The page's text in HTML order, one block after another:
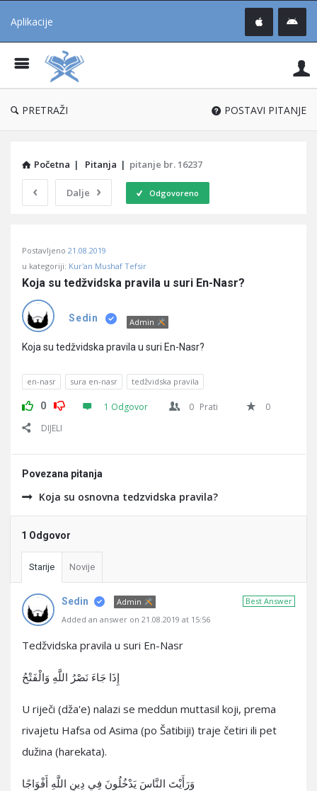
Aplikacije
®
PRETRAŽI POSTAVI PITANJE
Početna | Pitanja | pitanje br. 16237
Dalje Odgovoreno
Učene
Latest
Pitanja
Postavljeno 21.08.2019
u kategoriji: Kur'an Mushaf Tefsir
Koja su tedžvidska pravila u suri En-Nasr?
Sedin Admin
Koja su tedžvidska pravila u suri En-Nasr?
en-nasr sura en-nasr tedžvidska pravila
0 1 Odgovor 0 Prati
0
DIJELI
Povezana pitanja
Koja su osnovna tedzvidska pravila?
1 Odgovor
Starije Novije
Best Answer
Sedin
Admin
Added an answer on 21.08.2019 at 15:56
Tedžvidska pravila u suri En-Nasr
إِذَا جَاءَ نَصْرُ اللَّهِ وَالْفَتْحُ
U riječi (dža'e) nalazi se meddun muttasil koji, prema
rivajetu Hafsa od Asima (po Šatibiji) traje četiri ili pet
dužina (harekata).
وَرَأَيْتَ النَّاسَ يَدْخُلُونَ فِي دِينِ اللَّهِ أَفْوَاجًا